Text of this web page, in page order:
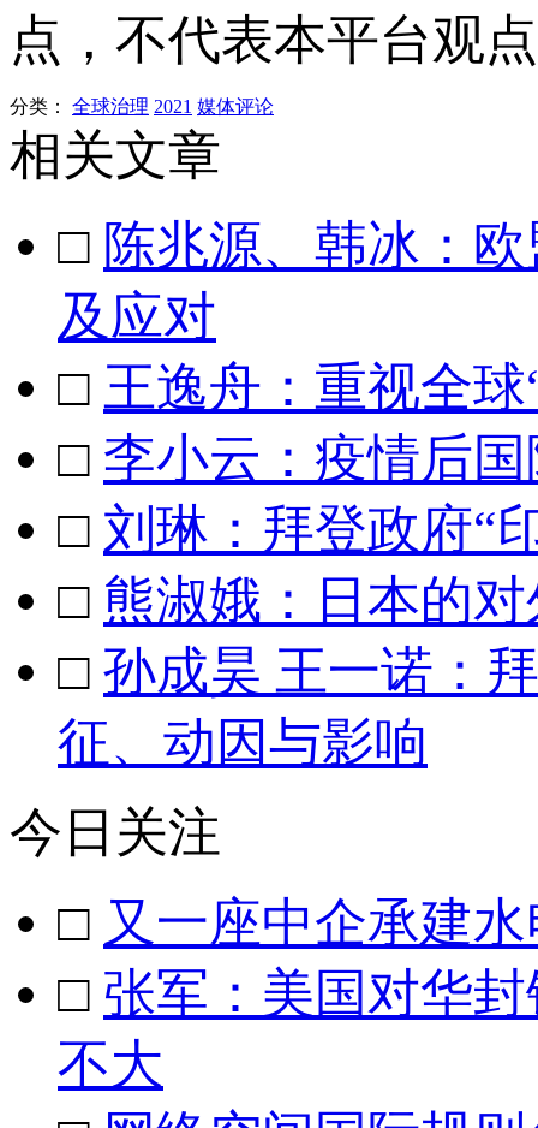
点，不代表本平台观
分类： 全球治理 2021 媒体评论
相关文章
□ 陈兆源、韩冰：
及应对
□ 王逸舟：重视全
□ 李小云：疫情后
□ 刘琳：拜登政府“
□ 熊淑娥：日本的
□ 孙成昊 王一诺：
征、动因与影响
今日关注
□ 又一座中企承建
□ 张军：美国对华
不大